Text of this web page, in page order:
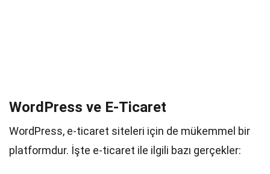
WordPress ve E-Ticaret
WordPress, e-ticaret siteleri için de mükemmel bir
platformdur. İşte e-ticaret ile ilgili bazı gerçekler: